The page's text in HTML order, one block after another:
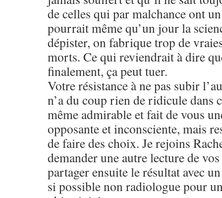
de celles qui par malchance ont
pourrait même qu’un jour la
dépister, on fabrique trop de
morts. Ce qui reviendrait à dire
finalement, ça peut tuer.
Votre résistance à ne pas subir
n’a du coup rien de ridicule dans
même admirable et fait de vous
opposante et inconsciente, mais
de faire des choix. Je rejoins
demander une autre lecture de
partager ensuite le résultat avec
si possible non radiologue pour